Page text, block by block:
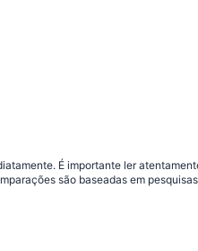
É importante ler
são baseadas em